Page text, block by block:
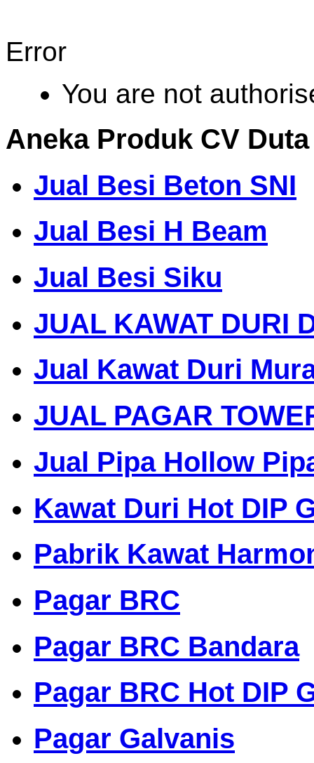
Error
You are not
Aneka Produk CV
Jual Besi Beton SNI
Jual Besi H Beam
Jual Besi Siku
JUAL KAWAT DURI
Jual Kawat Duri
JUAL PAGAR
Jual Pipa Hollow
Kawat Duri Hot DIP
Pabrik Kawat
Pagar BRC
Pagar BRC Bandara
Pagar BRC Hot DIP
Pagar Galvanis